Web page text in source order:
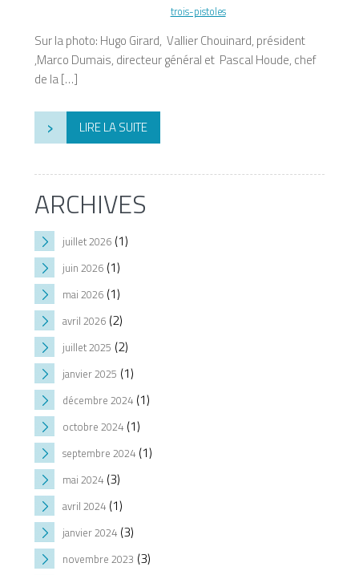
trois-pistoles
Sur la photo: Hugo Girard, Vallier Chouinard, président
,Marco Dumais, directeur général et Pascal Houde, chef
de la […]
› LIRE LA SUITE
ARCHIVES
juillet 2026(1)
juin 2026(1)
mai 2026(1)
avril 2026(2)
juillet 2025 (2)
janvier 2025 (1)
décembre 2024(1)
octobre 2024(1)
septembre 2024(1)
mai 2024(3)
avril 2024(1)
janvier 2024(3)
novembre 2023 (3)